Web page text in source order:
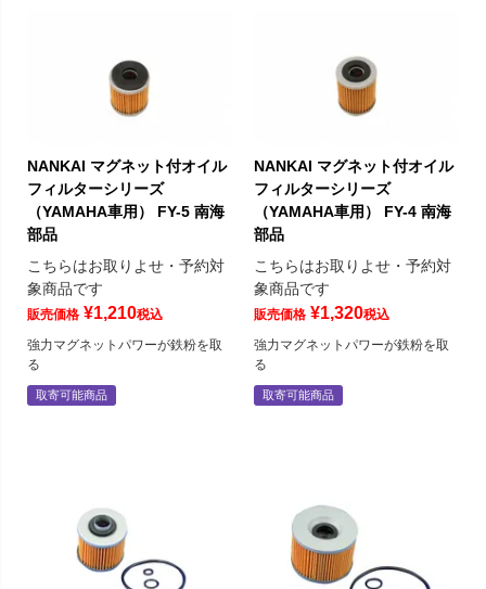
NANKAI マグネット付オイル
フィルターシリーズ
（YAMAHA車用） FY-5 南海
部品
こちらはお取りよせ・予約対
象商品です
販売価格 ¥1,210税込
強力マグネットパワーが鉄粉を取
る
取寄可能商品
NANKAI マグネット付オイル
フィルターシリーズ
（YAMAHA車用） FY-4 南海
部品
こちらはお取りよせ・予約対
象商品です
販売価格 ¥1,320税込
強力マグネットパワーが鉄粉を取
る
取寄可能商品